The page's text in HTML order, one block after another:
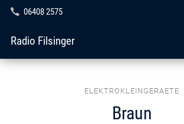
06408 2575
Radio Filsinger
ELEKTROKLEINGERAETE
Braun